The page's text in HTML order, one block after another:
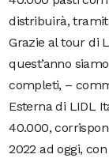
distribuirà,
Grazie al tour di
quest’anno
completi, –
Esterna di LIDL
40.000,
2022 ad oggi,